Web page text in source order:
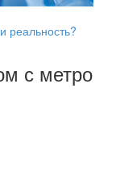
реальность?
с метро